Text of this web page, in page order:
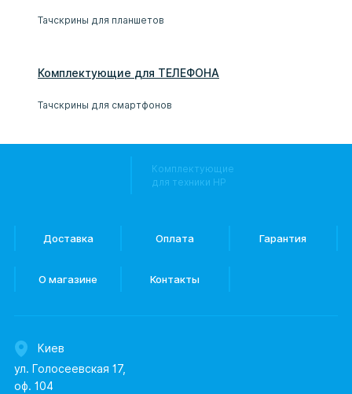
Тачскрины для планшетов
Комплектующие для ТЕЛЕФОНА
Тачскрины для смартфонов
Комплектующие
для техники HP
Доставка Оплата Гарантия
О магазине Контакты
Киев
ул. Голосеевская 17,
оф. 104